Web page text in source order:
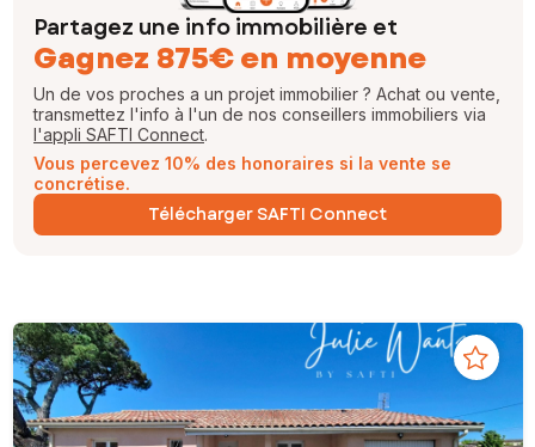
Partagez une info immobilière et
Gagnez 875€ en moyenne
Un de vos proches a un projet immobilier ? Achat ou vente,
transmettez l'info à l'un de nos conseillers immobiliers via
l'appli SAFTI Connect.
Vous percevez 10% des honoraires si la vente se
concrétise.
Télécharger SAFTI Connect